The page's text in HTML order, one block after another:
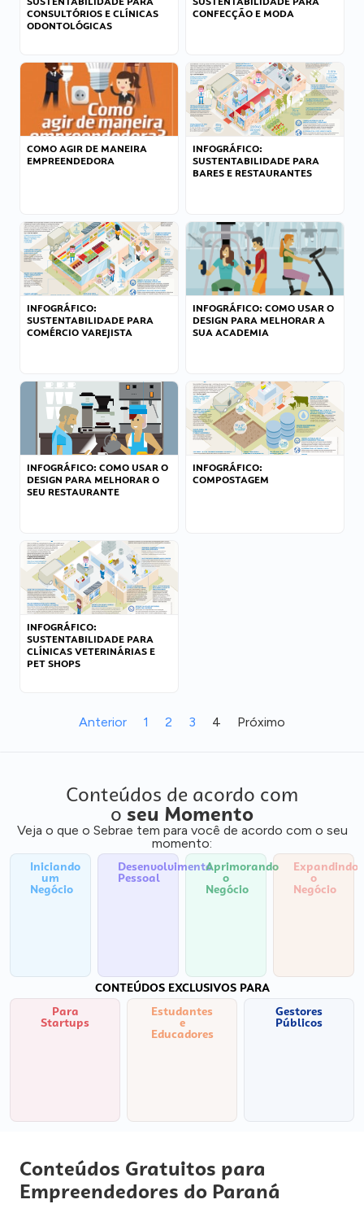
CONSULTÓRIOS E CLÍNICAS
ODONTOLÓGICAS
CONFECÇÃO E MODA
COMO AGIR DE MANEIRA
EMPREENDEDORA
INFOGRÁFICO:
SUSTENTABILIDADE PARA
BARES E RESTAURANTES
INFOGRÁFICO:
SUSTENTABILIDADE PARA
COMÉRCIO VAREJISTA
INFOGRÁFICO: COMO USAR O
DESIGN PARA MELHORAR A
SUA ACADEMIA
INFOGRÁFICO: COMO USAR O
DESIGN PARA MELHORAR O
SEU RESTAURANTE
INFOGRÁFICO:
COMPOSTAGEM
INFOGRÁFICO:
SUSTENTABILIDADE PARA
CLÍNICAS VETERINÁRIAS E
PET SHOPS
Anterior 1 2 3 4 Próximo
Conteúdos de acordo com
o seu Momento
Veja o que o Sebrae tem para você de acordo com o seu
momento:
Iniciando
um
Negócio
Desenvolvimento
Pessoal
Aprimorando
o
Negócio
Expandindo
o
Negócio
CONTEÚDOS EXCLUSIVOS PARA
Para
Startups
Estudantes
e
Educadores
Gestores
Públicos
Conteúdos Gratuitos para
Empreendedores do Paraná